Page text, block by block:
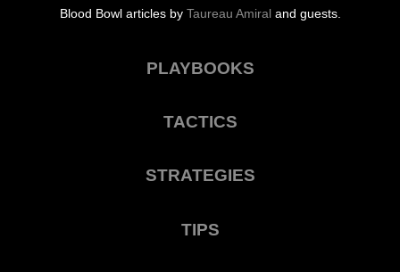
Blood Bowl articles by Taureau Amiral and guests.
PLAYBOOKS
TACTICS
STRATEGIES
TIPS